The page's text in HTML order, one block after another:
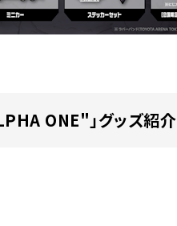
ONE"」グッズ紹介